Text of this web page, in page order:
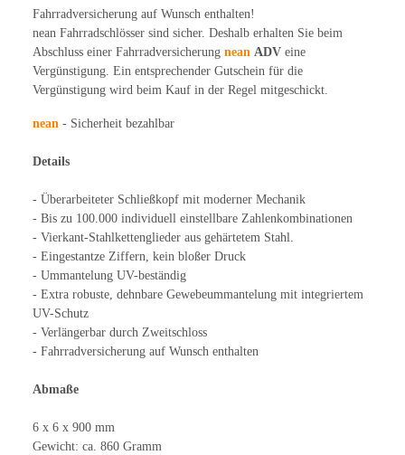
Fahrradversicherung auf Wunsch enthalten!
nean Fahrradschlösser sind sicher. Deshalb erhalten Sie beim
Abschluss einer Fahrradversicherung nean ADV eine
Vergünstigung. Ein entsprechender Gutschein für die
Vergünstigung wird beim Kauf in der Regel mitgeschickt.
nean - Sicherheit bezahlbar
Details
- Überarbeiteter Schließkopf mit moderner Mechanik
- Bis zu 100.000 individuell einstellbare Zahlenkombinationen
- Vierkant-Stahlkettenglieder aus gehärtetem Stahl.
- Eingestantze Ziffern, kein bloßer Druck
- Ummantelung UV-beständig
- Extra robuste, dehnbare Gewebeummantelung mit integriertem
UV-Schutz
- Verlängerbar durch Zweitschloss
- Fahrradversicherung auf Wunsch enthalten
Abmaße
6 x 6 x 900 mm
Gewicht: ca. 860 Gramm